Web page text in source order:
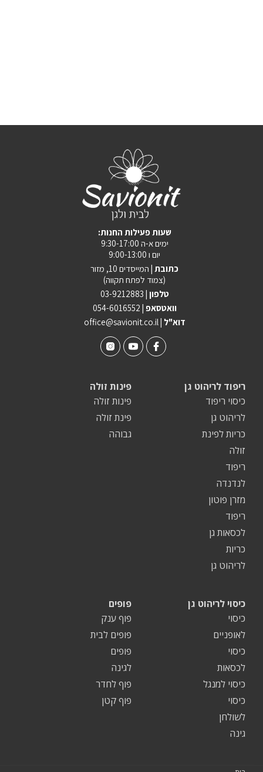
:שעות פעילות החנות
ימים א-ה 9:30-17:00
יום ו 9:00-13:00
כתובת | המייסדים 10, מזור
(צמוד לפתח תקווה)
טלפון | 03-9212883
וואטסאפ | 054-6016552
office@savionit.co.il | דוא"ל
פינות זולה
פינות זולה
פינת זולה
גבוהה
ריפוד לריהוט גן
כיסוי ריפוד
לריהוט גן
כריות לפינת
זולה
ריפוד
לנדנדה
מזרן פוטון
ריפוד
לכסאות גן
כריות
לריהוט גן
פופים
פוף ענק
פופים לבית
פופים
לגינה
פוף לחדר
פוף קטן
כיסוי לריהוט גן
כיסוי
לאופניים
כיסוי
לכסאות
כיסוי למנגל
כיסוי
לשולחן
גינה